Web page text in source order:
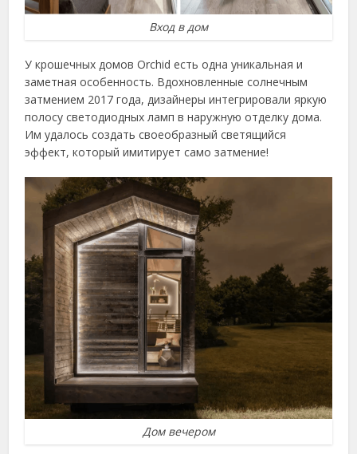
Вход в дом
У крошечных домов Orchid есть одна уникальная и
заметная особенность. Вдохновленные солнечным
затмением 2017 года, дизайнеры интегрировали яркую
полосу светодиодных ламп в наружную отделку дома.
Им удалось создать своеобразный светящийся
эффект, который имитирует само затмение!
Дом вечером